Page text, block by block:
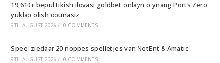
19,610+ bepul tikish ilovasi goldbet onlayn o'ynang Ports Zero
yuklab olish obunasiz
9TH AUGUST 2026 / 0 COMMENTS
Speel ziedaar 20 noppes spelletjes van NetEnt & Amatic
9TH AUGUST 2026 / 0 COMMENTS